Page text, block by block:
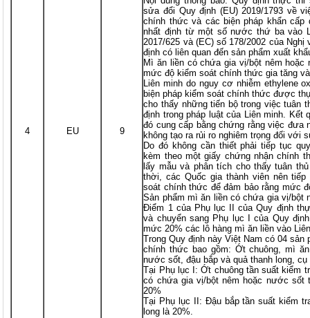
4 EU 9
sửa đổi Quy định (EU) 2019/1793 về
chính thức và các biện pháp khẩn
nhất định từ một số nước thứ ba vào
2017/625 và (EC) số 178/2002 của
định có liên quan đến sản phẩm xuất
Mì ăn liền có chứa gia vị/bột nêm
mức độ kiểm soát chính thức gia tăng
Liên minh do nguy cơ nhiễm ethylene
biện pháp kiểm soát chính thức được
cho thấy những tiến bộ trong việc tuân
định trong pháp luật của Liên minh. Kết
đó cung cấp bằng chứng rằng việc đưa
không tạo ra rủi ro nghiêm trọng đối với
Do đó không cần thiết phải tiếp tục
kèm theo một giấy chứng nhận chính
lấy mẫu và phân tích cho thấy tuân
thời, các Quốc gia thành viên nên
soát chính thức để đảm bảo rằng mức
Sản phẩm mì ăn liền có chứa gia vị/
Điểm 1 của Phụ lục II của Quy định
và chuyển sang Phụ lục I của Quy
mức 20% các lô hàng mì ăn liền vào
Trong Quy định này Việt Nam có 04 sản
chính thức bao gồm: Ớt chuông, mì
nước sốt, đậu bắp và quả thanh long,
Tại Phụ lục I: Ớt chuông tần suất kiểm
có chứa gia vị/bột nêm hoặc nước
20%
Tại Phụ lục II: Đậu bắp tần suất kiểm
long là 20%.